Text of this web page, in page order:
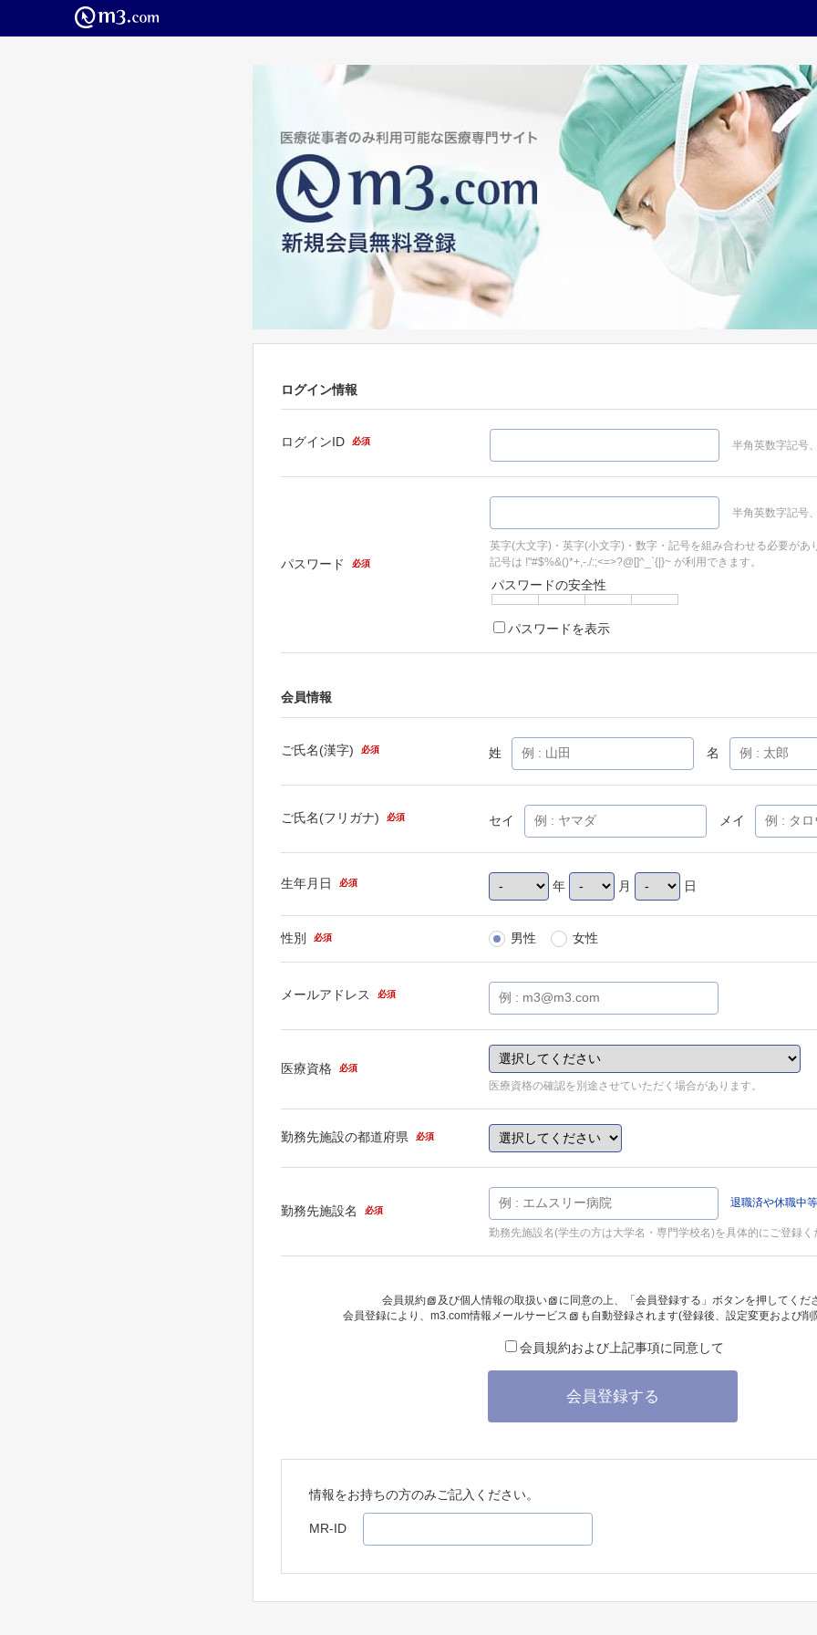
ログイン情報
ログインID 必須 半角英数字記号
パスワード 必須
半角英数字記号
英字(大文字)・英字(小文字)・数字・記号を組み合わせる必要があ
記号は !"#$%&()*+,-./:;<=>?@[]^_`{|}~ が利用できます。
パスワードの安全性
パスワードを表示
会員情報
ご氏名(漢字) 必須 姓 名
ご氏名(フリガナ) 必須 セイ メイ
生年月日 必須 年 月 日
性別 必須 男性 女性
メールアドレス 必須
医療資格 必須
医療資格の確認を別途させていただく場合があります。
勤務先施設の都道府県 必須
勤務先施設名 必須
退職済や休職中
勤務先施設名(学生の方は大学名・専門学校名)を具体的にご登録く
会員規約 及び個人情報の取扱い
に同意の上、「会員登録する」ボタンを押してくだ
会員登録により、 m3.com情報メールサービス も自動登録されます(登録後、設定変更および
会員規約および上記事項に同意して
会員登録する
情報をお持ちの方のみご記入ください。
MR-ID